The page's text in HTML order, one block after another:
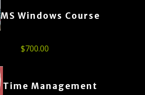
MS Windows Course
$700.00
Time Management